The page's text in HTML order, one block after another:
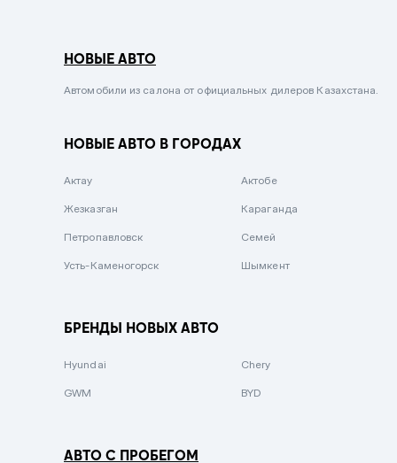
Сиреневый металлик
Вишневый
Зеленый металлик
НОВЫЕ АВТО
Автомобили из салона от официальных дилеров Казахстана.
НОВЫЕ АВТО В ГОРОДАХ
Актау Актобе
Жезказган Караганда
Петропавловск Семей
Усть-Каменогорск Шымкент
БРЕНДЫ НОВЫХ АВТО
Hyundai Chery
GWM BYD
АВТО С ПРОБЕГОМ